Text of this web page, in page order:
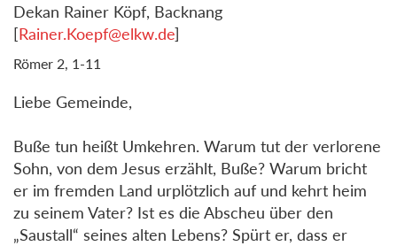
Dekan Rainer Köpf, Backnang
[Rainer.Koepf@elkw.de]
Römer 2, 1-11
Liebe Gemeinde,
Buße tun heißt Umkehren. Warum tut der verlorene
Sohn, von dem Jesus erzählt, Buße? Warum bricht
er im fremden Land urplötzlich auf und kehrt heim
zu seinem Vater? Ist es die Abscheu über den
„Saustall“ seines alten Lebens? Spürt er, dass er